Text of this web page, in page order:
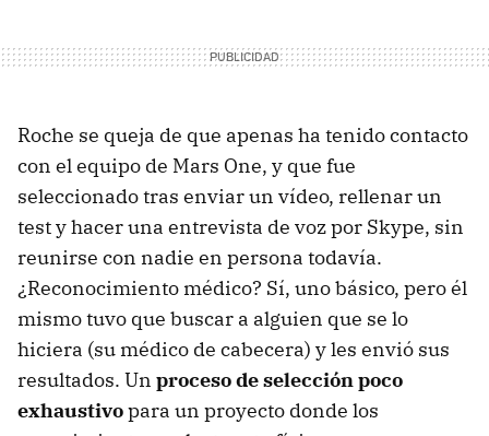
Roche se queja de que apenas ha tenido contacto
con el equipo de Mars One, y que fue
seleccionado tras enviar un vídeo, rellenar un
test y hacer una entrevista de voz por Skype, sin
reunirse con nadie en persona todavía.
¿Reconocimiento médico? Sí, uno básico, pero él
mismo tuvo que buscar a alguien que se lo
hiciera (su médico de cabecera) y les envió sus
resultados. Un proceso de selección poco
exhaustivopara un proyecto donde los